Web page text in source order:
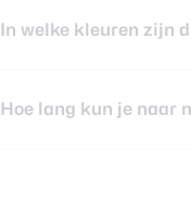
In welke kleuren zijn
Hoe lang kun je naar